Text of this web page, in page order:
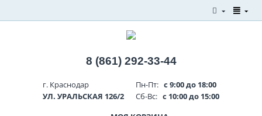
8 (861) 292-33-44
г. Краснодар
УЛ. УРАЛЬСКАЯ 126/2
Пн-Пт: с 9:00 до 18:00
Сб-Вс: с 10:00 до 15:00